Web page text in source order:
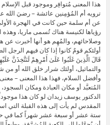
هذا المعنى مُتوافِر وموجود قبل
ترويه أم المُؤمِنين عائشة – رضيَ الله
عن أم سلمة حين كانت في الهجرة
رؤياها لكنيسة هناك تُسمى ماريا، وهذه
وصلاحائهم، والمُهِم هو أنها أخبرت عن
أولئكم قومٌ كانوا إذا كان فيهم الرجل
قَالَ الَّذِينَ غَلَبُوا عَلَىٰ أَمْرِهِمْ لَنَتَّخِذَنَّ
والتماثيل، أولئك شرار خلق الله أو من
وأفضل السلام، فهذا هذا المعنى –
المُتعبَّد أو مكان العبادة ومكان
الدكتور يوسف زيدان لو كان هذا
المقدس لم يأت إلى هذه القبلة التي
ستة عشر أو سبعة عشر شهراً كما في